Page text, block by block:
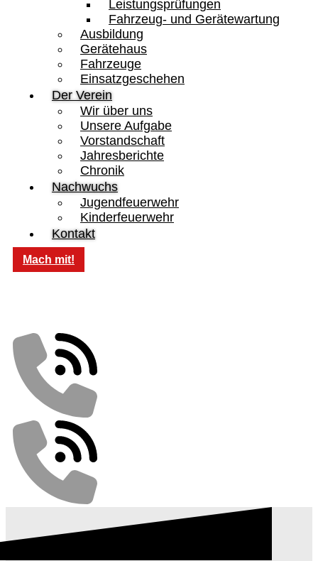
Leistungsprüfungen
Fahrzeug- und Gerätewartung
Ausbildung
Gerätehaus
Fahrzeuge
Einsatzgeschehen
Der Verein
Wir über uns
Unsere Aufgabe
Vorstandschaft
Jahresberichte
Chronik
Nachwuchs
Jugendfeuerwehr
Kinderfeuerwehr
Kontakt
Mach mit!